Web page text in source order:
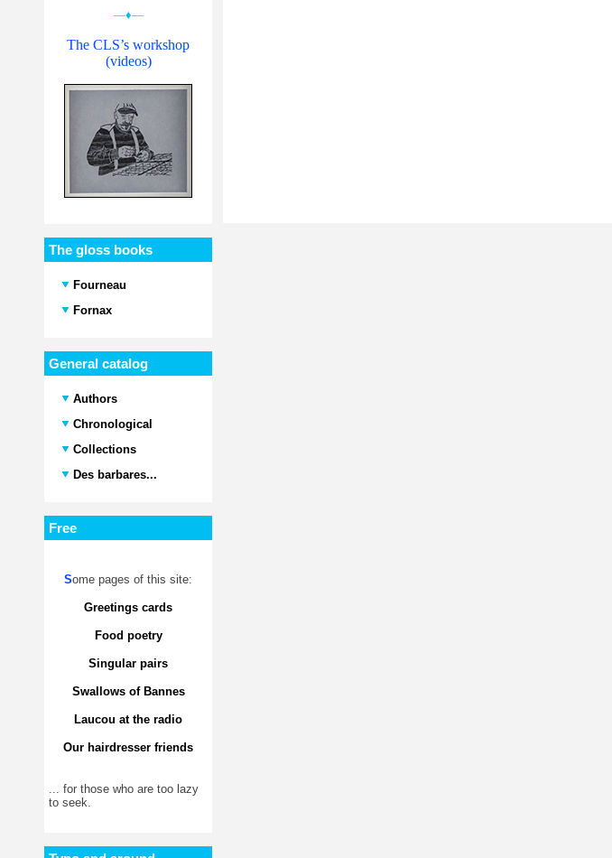
—♦—
The CLS’s workshop
(videos)
The gloss books
Fourneau
Fornax
General catalog
Authors
Chronological
Collections
Des barbares...
Free
Some pages of this site:
Greetings cards
Food poetry
Singular pairs
Swallows of Bannes
Laucou at the radio
Our hairdresser friends
... for those who are too lazy
to seek.